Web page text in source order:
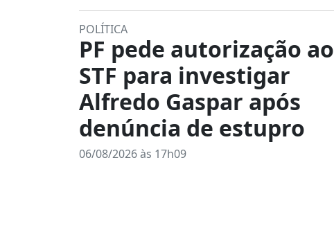
POLÍTICA
PF pede autorização ao
STF para investigar
Alfredo Gaspar após
denúncia de estupro
06/08/2026 às 17h09